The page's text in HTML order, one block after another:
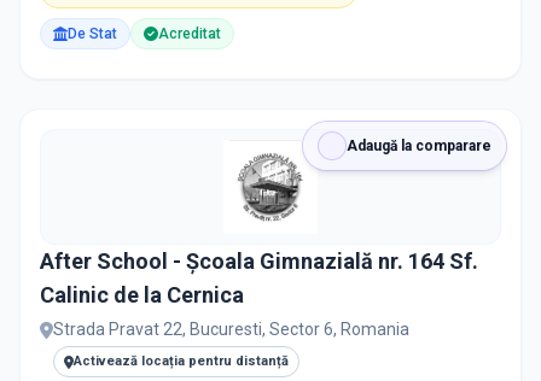
De Stat Acreditat
Adaugă la comparare
After School - Școala Gimnazială nr. 164 Sf.
Calinic de la Cernica
Strada Pravat 22, Bucuresti, Sector 6, Romania
Activează locația pentru distanță